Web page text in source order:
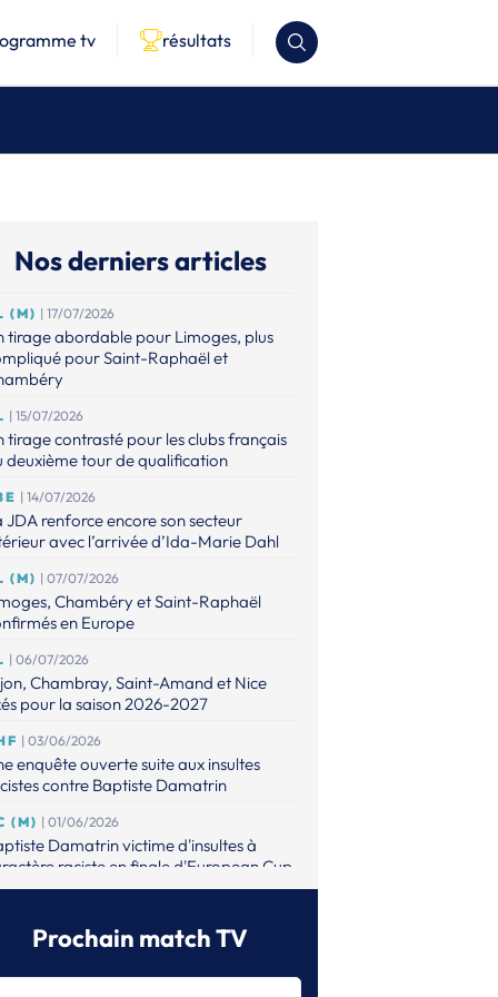
tv résultats
Nos derniers articles
(M) | 17/07/2026
tirage abordable pour Limoges, plus
pour Saint-Raphaël et
| 15/07/2026
tirage contrasté pour les clubs français
deuxième tour de qualification
| 14/07/2026
JDA renforce encore son secteur
avec l’arrivée d’Ida-Marie Dahl
(M) | 07/07/2026
Chambéry et Saint-Raphaël
en Europe
| 06/07/2026
Chambray, Saint-Amand et Nice
pour la saison 2026-2027
| 03/06/2026
enquête ouverte suite aux insultes
contre Baptiste Damatrin
(M) | 01/06/2026
Damatrin victime d'insultes à
raciste en finale d'European Cup
s’offre le premier titre européen
son histoire
Prochain match TV